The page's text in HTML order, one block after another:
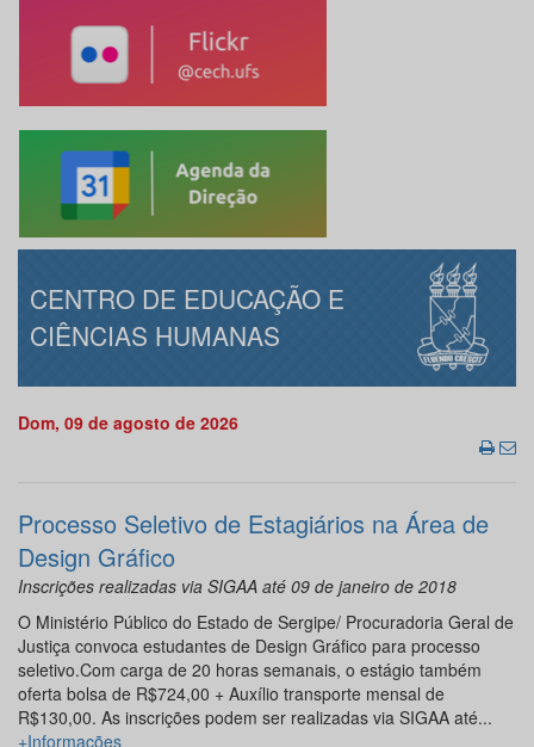
CENTRO DE EDUCAÇÃO E
CIÊNCIAS HUMANAS
Dom, 09 de agosto de 2026
Processo Seletivo de Estagiários na Área de
Design Gráfico
Inscrições realizadas via SIGAA até 09 de janeiro de 2018
O Ministério Público do Estado de Sergipe/ Procuradoria Geral de
Justiça convoca estudantes de Design Gráfico para processo
seletivo.Com carga de 20 horas semanais, o estágio também
oferta bolsa de R$724,00 + Auxílio transporte mensal de
R$130,00. As inscrições podem ser realizadas via SIGAA até...
+Informações